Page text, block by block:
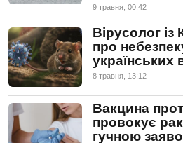
9 травня, 00:42
Вірусолог із
про
українських
8 травня, 13:12
Вакцина
провокує
гучною